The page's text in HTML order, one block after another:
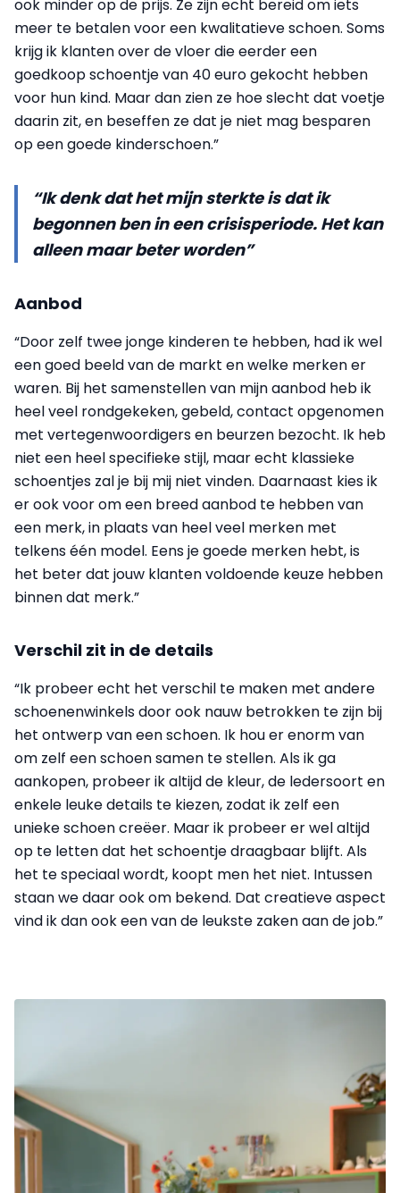
ook minder op de prijs. Ze zijn echt bereid om iets
meer te betalen voor een kwalitatieve schoen. Soms
krijg ik klanten over de vloer die eerder een
goedkoop schoentje van 40 euro gekocht hebben
voor hun kind. Maar dan zien ze hoe slecht dat voetje
daarin zit, en beseffen ze dat je niet mag besparen
op een goede kinderschoen.”
“Ik denk dat het mijn sterkte is dat ik
begonnen ben in een crisisperiode. Het kan
alleen maar beter worden”
Aanbod
“Door zelf twee jonge kinderen te hebben, had ik wel
een goed beeld van de markt en welke merken er
waren. Bij het samenstellen van mijn aanbod heb ik
heel veel rond­gekeken, gebeld, contact opgenomen
met vertegenwoordigers en beurzen bezocht. Ik heb
niet een heel specifieke stijl, maar echt klassieke
schoentjes zal je bij mij niet vinden. Daarnaast kies ik
er ook voor om een breed aanbod te hebben van
een merk, in plaats van heel veel merken met
telkens één model. Eens je goede merken hebt, is
het beter dat jouw klanten voldoende keuze hebben
binnen dat merk.”
Verschil zit in de details
“Ik probeer echt het verschil te maken met andere
schoenenwinkels door ook nauw betrokken te zijn bij
het ontwerp van een schoen. Ik hou er enorm van
om zelf een schoen samen te stellen. Als ik ga
aankopen, probeer ik altijd de kleur, de ledersoort en
enkele leuke details te kiezen, zodat ik zelf een
unieke schoen creëer. Maar ik probeer er wel altijd
op te letten dat het schoentje draagbaar blijft. Als
het te speciaal wordt, koopt men het niet. Intussen
staan we daar ook om bekend. Dat creatieve aspect
vind ik dan ook een van de leukste zaken aan de job.”